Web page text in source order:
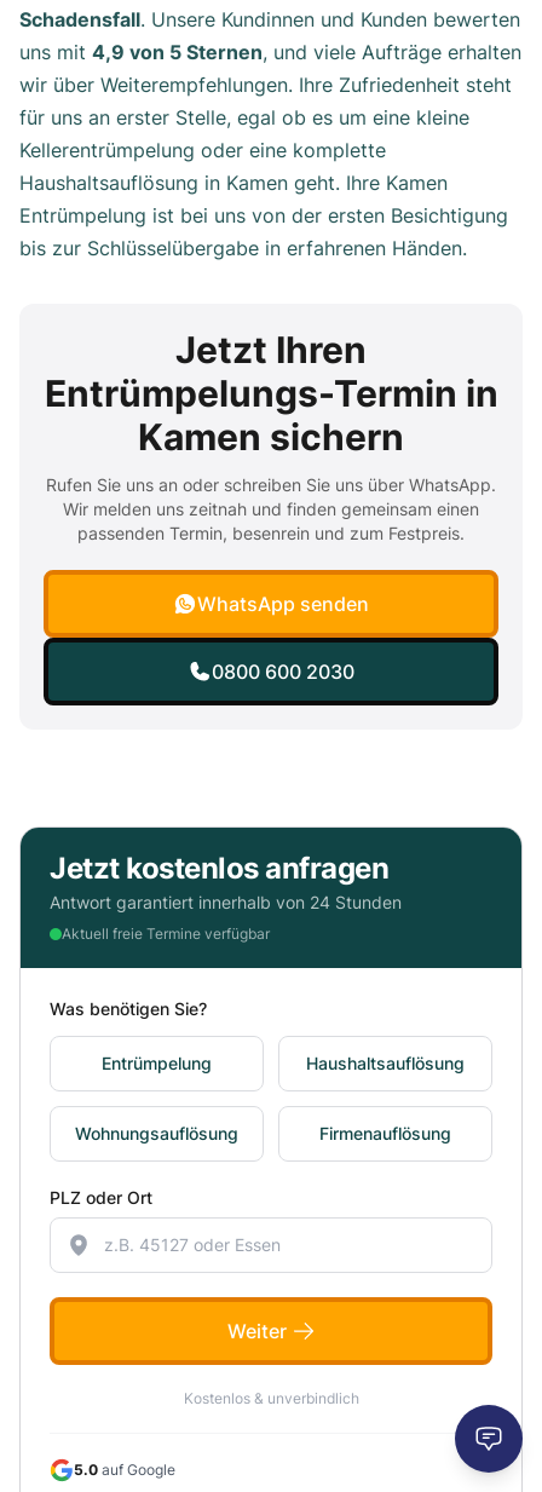
Schadensfall. Unsere Kundinnen und Kunden bewerten
uns mit 4,9 von 5 Sternen, und viele Aufträge erhalten
wir über Weiterempfehlungen. Ihre Zufriedenheit steht
für uns an erster Stelle, egal ob es um eine kleine
Kellerentrümpelung oder eine komplette
Haushaltsauflösung in Kamen geht. Ihre Kamen
Entrümpelung ist bei uns von der ersten Besichtigung
bis zur Schlüsselübergabe in erfahrenen Händen.
Jetzt Ihren
Entrümpelungs-Termin in
Kamen sichern
Rufen Sie uns an oder schreiben Sie uns über WhatsApp.
Wir melden uns zeitnah und finden gemeinsam einen
passenden Termin, besenrein und zum Festpreis.
WhatsApp senden
0800 600 2030
Jetzt kostenlos anfragen
Antwort garantiert innerhalb von 24 Stunden
Aktuell freie Termine verfügbar
Was benötigen Sie?
Entrümpelung Haushaltsauflösung
Wohnungsauflösung Firmenauflösung
PLZ oder Ort
Weiter
Kostenlos & unverbindlich
5.0 auf Google